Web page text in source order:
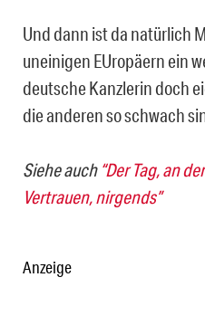
Und dann ist da natürlich
uneinigen EUropäern ein
deutsche Kanzlerin doch
die anderen so schwach
Siehe auch “Der Tag, an
Vertrauen, nirgends”
Anzeige